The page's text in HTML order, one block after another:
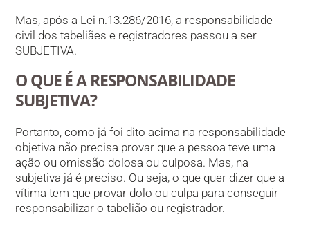
Mas, após a Lei n.13.286/2016, a responsabilidade
civil dos tabeliães e registradores passou a ser
SUBJETIVA.
O QUE É A RESPONSABILIDADE
SUBJETIVA?
Portanto, como já foi dito acima na responsabilidade
objetiva não precisa provar que a pessoa teve uma
ação ou omissão dolosa ou culposa. Mas, na
subjetiva já é preciso. Ou seja, o que quer dizer que a
vítima tem que provar dolo ou culpa para conseguir
responsabilizar o tabelião ou registrador.